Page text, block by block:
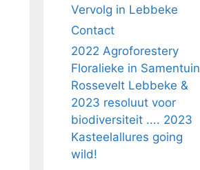
Vervolg in Lebbeke
Contact
2022 Agroforestery
Floralieke in Samentuin
Rossevelt Lebbeke &
2023 resoluut voor
biodiversiteit .... 2023
Kasteelallures going
wild!